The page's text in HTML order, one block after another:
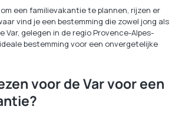
een familievakantie te plannen, rijzen er
vind je een bestemming die zowel jong als
Var, gelegen in de regio Provence-Alpes-
bestemming voor een onvergetelijke
voor de Var voor een